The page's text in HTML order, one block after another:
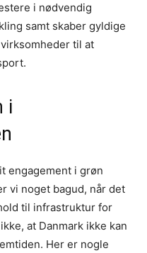
i nødvendig
samt skaber gyldige
til at
i
engagement i grøn
vi noget bagud, når det
til infrastruktur for
at Danmark ikke kan
Her er nogle